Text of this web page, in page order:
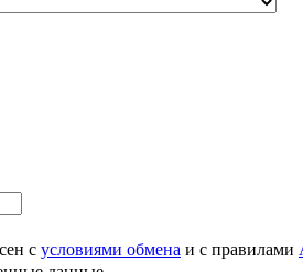
с условиями обмена и с правилами